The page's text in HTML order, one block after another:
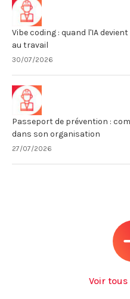
Vibe coding : quand l'IA
au travail
30/07/2026
Passeport de prévention :
dans son organisation
27/07/2026
Voir